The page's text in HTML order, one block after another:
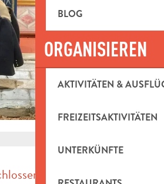
BLOG
ORGANISIEREN
AKTIVITÄTEN &
FREIZEITSAKTIVITÄTEN
UNTERKÜNFTE
&
für heute